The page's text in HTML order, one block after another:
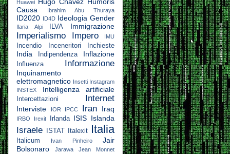
Huawei
Causa
Ibrahim Abu Thuraya
ID2020 ID4D Ideologia Gender
Ilaria Alpi ILVA Immigrazione
Imperialismo Impero IMU
Incendio Inceneritori Inchieste
India Indipendenza Inflazione
Influenza Informazione
Inquinamento
elettromagnetico Insetti Instagram
INSTEX
Intelligenza artificiale
Intercettazioni Internet
Interviste IOR IPCC Iran Iraq
IRBO Irexit Irlanda ISIS Islanda
Israele ISTAT Italexit Italia
Italicum Ivan Pinheiro
Jair
Bolsonaro
Jarawa
Jean Monnet